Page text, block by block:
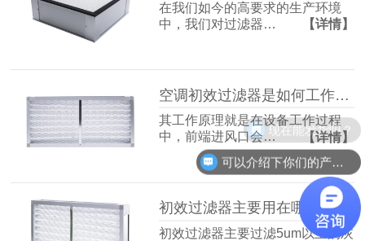
在我们如今的高要求的生产环境
中，我们对过滤器…
【详情】
空调初效过滤器是如何工作的呢？
其工作原理就是在设备工作过程
中，前端进风口会…
【详情】
初效过滤器主要用在哪些地方
初效过滤器主要过滤5um以上的灰
可以介绍下你们的产品么？
现在能发货吗？